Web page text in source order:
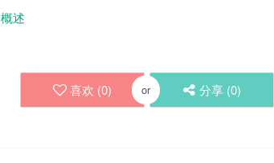
述
喜欢 (0) or 分享 (0)